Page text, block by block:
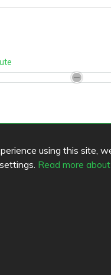
using this site,
Read more